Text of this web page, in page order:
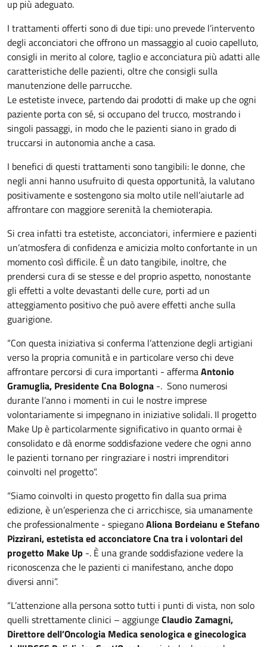
up più adeguato.
I trattamenti offerti sono di due tipi: uno prevede l’intervento
degli acconciatori che offrono un massaggio al cuoio capelluto,
consigli in merito al colore, taglio e acconciatura più adatti alle
caratteristiche delle pazienti, oltre che consigli sulla
manutenzione delle parrucche.
Le estetiste invece, partendo dai prodotti di make up che ogni
paziente porta con sé, si occupano del trucco, mostrando i
singoli passaggi, in modo che le pazienti siano in grado di
truccarsi in autonomia anche a casa.
I benefici di questi trattamenti sono tangibili: le donne, che
negli anni hanno usufruito di questa opportunità, la valutano
positivamente e sostengono sia molto utile nell’aiutarle ad
affrontare con maggiore serenità la chemioterapia.
Si crea infatti tra estetiste, acconciatori, infermiere e pazienti
un’atmosfera di confidenza e amicizia molto confortante in un
momento così difficile. È un dato tangibile, inoltre, che
prendersi cura di se stesse e del proprio aspetto, nonostante
gli effetti a volte devastanti delle cure, porti ad un
atteggiamento positivo che può avere effetti anche sulla
guarigione.
“Con questa iniziativa si conferma l’attenzione degli artigiani
verso la propria comunità e in particolare verso chi deve
affrontare percorsi di cura importanti - affermaAntonio
Gramuglia, Presidente Cna Bologna -. Sono numerosi
durante l’anno i momenti in cui le nostre imprese
volontariamente si impegnano in iniziative solidali. Il progetto
Make Up è particolarmente significativo in quanto ormai è
consolidato e dà enorme soddisfazione vedere che ogni anno
le pazienti tornano per ringraziare i nostri imprenditori
coinvolti nel progetto”.
“Siamo coinvolti in questo progetto fin dalla sua prima
edizione, è un’esperienza che ci arricchisce, sia umanamente
che professionalmente - spieganoAliona Bordeianu e Stefano
Pizzirani, estetista ed acconciatore Cna tra i volontari del
progetto Make Up -. È una grande soddisfazione vedere la
riconoscenza che le pazienti ci manifestano, anche dopo
diversi anni”.
“L’attenzione alla persona sotto tutti i punti di vista, non solo
quelli strettamente clinici – aggiungeClaudio Zamagni,
Direttore dell’Oncologia Medica senologica e ginecologica